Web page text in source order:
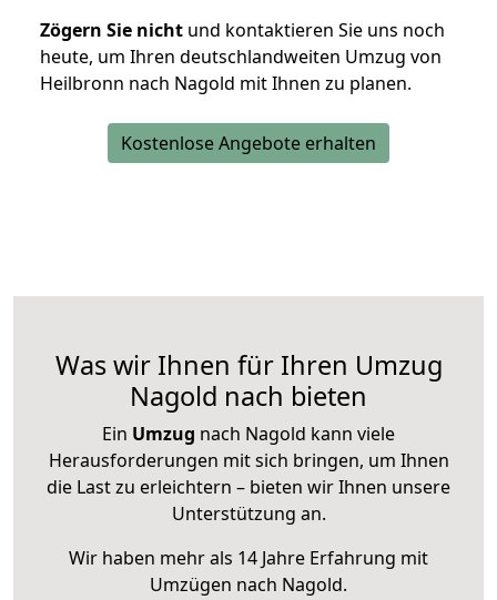
Zögern Sie nicht und kontaktieren Sie uns noch
heute, um Ihren deutschlandweiten Umzug von
Heilbronn nach Nagold mit Ihnen zu planen.
Kostenlose Angebote erhalten
Was wir Ihnen für Ihren Umzug
Nagold nach bieten
Ein Umzug nach Nagold kann viele
Herausforderungen mit sich bringen, um Ihnen
die Last zu erleichtern – bieten wir Ihnen unsere
Unterstützung an.
Wir haben mehr als 14 Jahre Erfahrung mit
Umzügen nach Nagold.